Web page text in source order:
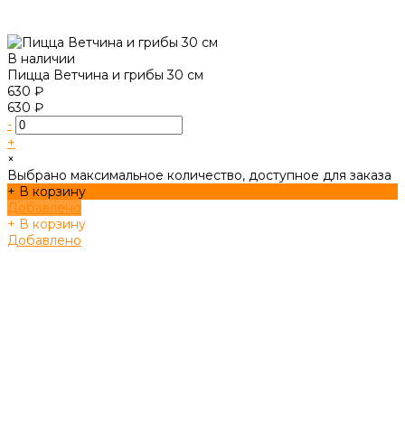
В наличии
Пицца Ветчина и грибы 30 см
630 ₽
630 ₽
-
+
×
Выбрано максимальное количество, доступное для заказа
+ В корзину
Добавлено
+ В корзину
Добавлено